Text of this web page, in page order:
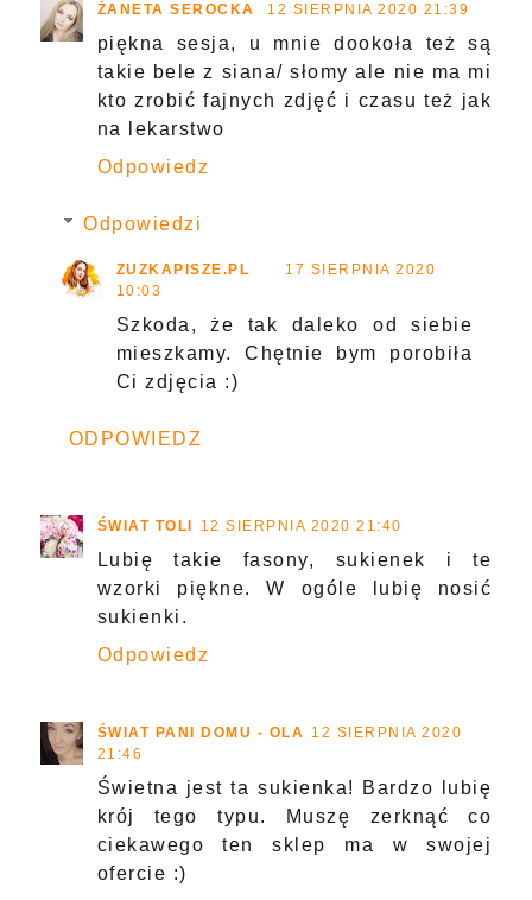
ŻANETA SEROCKA 12 SIERPNIA 2020 21:39
piękna sesja, u mnie dookoła też są
takie bele z siana/ słomy ale nie ma mi
kto zrobić fajnych zdjęć i czasu też jak
na lekarstwo
Odpowiedz
Odpowiedzi
ZUZKAPISZE.PL
17 SIERPNIA 2020
10:03
Szkoda, że tak daleko od siebie
mieszkamy. Chętnie bym porobiła
Ci zdjęcia :)
ODPOWIEDZ
ŚWIAT TOLI 12 SIERPNIA 2020 21:40
Lubię takie fasony, sukienek i te
wzorki piękne. W ogóle lubię nosić
sukienki.
Odpowiedz
ŚWIAT PANI DOMU - OLA 12 SIERPNIA 2020
21:46
Świetna jest ta sukienka! Bardzo lubię
krój tego typu. Muszę zerknąć co
ciekawego ten sklep ma w swojej
ofercie :)